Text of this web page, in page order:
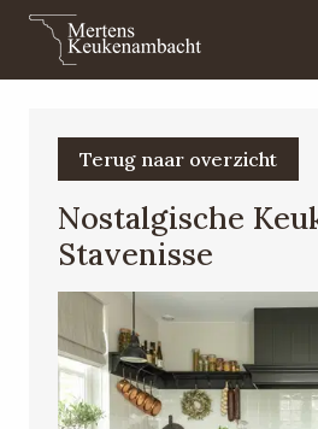
Nostalgische
Stavenisse
Terug naar overzicht